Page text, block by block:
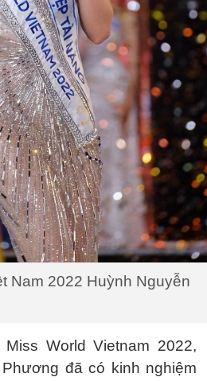
Nam 2022 Huỳnh Nguyễn
World Vietnam 2022,
đã có kinh nghiệm